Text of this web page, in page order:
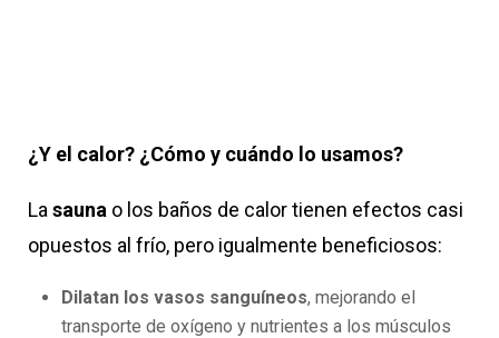
¿Y el calor? ¿Cómo y cuándo lo usamos?
La sauna o los baños de calor tienen efectos casi
opuestos al frío, pero igualmente beneficiosos:
Dilatan los vasos sanguíneos, mejorando el
transporte de oxígeno y nutrientes a los músculos